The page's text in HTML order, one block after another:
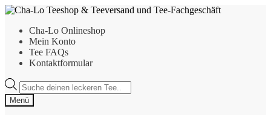
Zur
springen
Zum
springenCha-Lo Onlineshop
Mein Konto
Tee FAQs
Kontaktformular
Products
search
Menü